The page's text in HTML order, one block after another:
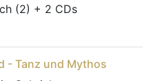
(2) + 2 CDs
- Tanz und Mythos